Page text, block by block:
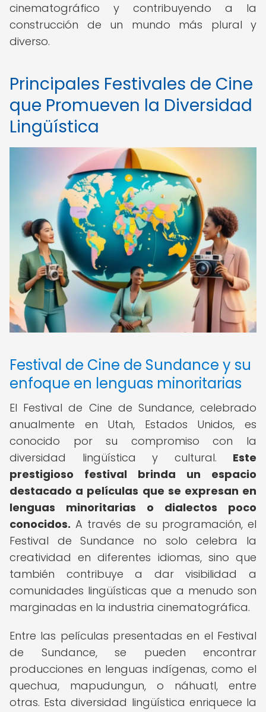
cinematográfico y contribuyendo a la
construcción de un mundo más plural y
diverso.
Principales Festivales de Cine
que Promueven la Diversidad
Lingüística
Festival de Cine de Sundance y su
enfoque en lenguas minoritarias
El Festival de Cine de Sundance, celebrado
anualmente en Utah, Estados Unidos, es
conocido por su compromiso con la
diversidad lingüística y cultural. Este
prestigioso festival brinda un espacio
destacado a películas que se expresan en
lenguas minoritarias o dialectos poco
conocidos. A través de su programación, el
Festival de Sundance no solo celebra la
creatividad en diferentes idiomas, sino que
también contribuye a dar visibilidad a
comunidades lingüísticas que a menudo son
marginadas en la industria cinematográfica.
Entre las películas presentadas en el Festival
de Sundance, se pueden encontrar
producciones en lenguas indígenas, como el
quechua, mapudungun, o náhuatl, entre
otras. Esta diversidad lingüística enriquece la